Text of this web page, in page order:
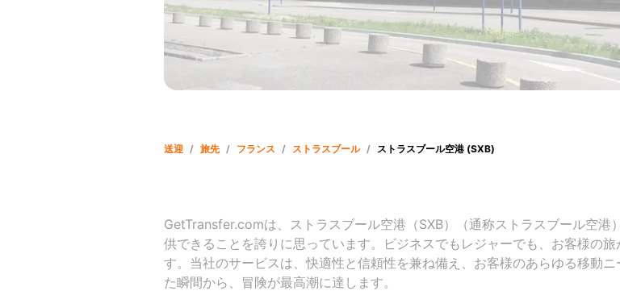
送迎 / 旅先 / フランス / ストラスブール / ストラスブール空港 (SXB)
GetTransfer.comは、ストラスブール空港（SXB）（通称ストラスブール空
供できることを誇りに思っています。ビジネスでもレジャーでも、お客様の
す。当社のサービスは、快適性と信頼性を兼ね備え、お客様のあらゆる移動
た瞬間から、冒険が最高潮に達します。